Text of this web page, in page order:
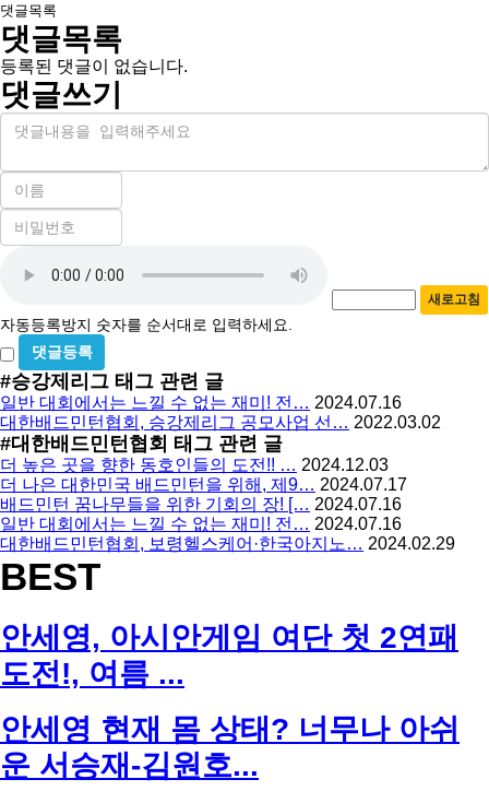
댓글목록
댓글목록
등록된 댓글이 없습니다.
댓글쓰기
내
이
필
수
비
밀
수
록
방
지
새로고침
자동등록방지 숫자를 순서대로 입력하세요.
비
밀
글
사
용
#승강제리그 태그 관련 글
일반 대회에서는 느낄 수 없는 재미! 전… 2024.07.16
대한배드민턴협회, 승강제리그 공모사업 선… 2022.03.02
#대한배드민턴협회 태그 관련 글
더 높은 곳을 향한 동호인들의 도전!! … 2024.12.03
더 나은 대한민국 배드민턴을 위해, 제9… 2024.07.17
배드민턴 꿈나무들을 위한 기회의 장! [… 2024.07.16
일반 대회에서는 느낄 수 없는 재미! 전… 2024.07.16
대한배드민턴협회, 보령헬스케어·한국아지노… 2024.02.29
BEST
안세영, 아시안게임 여단 첫 2연패
도전!, 여름 ...
안세영 현재 몸 상태? 너무나 아쉬
운 서승재-김원호...